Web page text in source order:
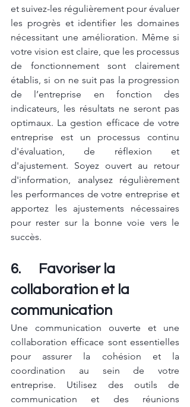
et suivez-les régulièrement pour évaluer
les progrès et identifier les domaines
nécessitant une amélioration. Même si
votre vision est claire, que les processus
de fonctionnement sont clairement
établis, si on ne suit pas la progression
de l’entreprise en fonction des
indicateurs, les résultats ne seront pas
optimaux. La gestion efficace de votre
entreprise est un processus continu
d'évaluation, de réflexion et
d'ajustement. Soyez ouvert au retour
d'information, analysez régulièrement
les performances de votre entreprise et
apportez les ajustements nécessaires
pour rester sur la bonne voie vers le
succès.
6.      Favoriser la
collaboration et la
communication
Une communication ouverte et une
collaboration efficace sont essentielles
pour assurer la cohésion et la
coordination au sein de votre
entreprise. Utilisez des outils de
communication et des réunions